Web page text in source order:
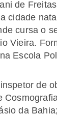
de
cidade
cursa o
Vieira.
Escola
de
da Bahia;